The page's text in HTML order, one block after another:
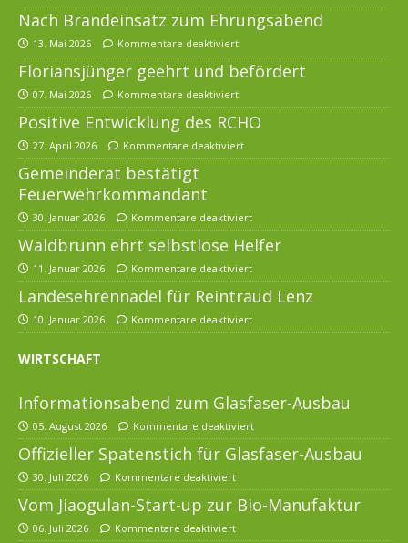
Nach Brandeinsatz zum Ehrungsabend
13. Mai 2026 Kommentare deaktiviert
Floriansjünger geehrt und befördert
07. Mai 2026 Kommentare deaktiviert
Positive Entwicklung des RCHO
27. April 2026 Kommentare deaktiviert
Gemeinderat bestätigt
Feuerwehrkommandant
30. Januar 2026 Kommentare deaktiviert
Waldbrunn ehrt selbstlose Helfer
11. Januar 2026 Kommentare deaktiviert
Landesehrennadel für Reintraud Lenz
10. Januar 2026 Kommentare deaktiviert
WIRTSCHAFT
Informationsabend zum Glasfaser-Ausbau
05. August 2026 Kommentare deaktiviert
Offizieller Spatenstich für Glasfaser-Ausbau
30. Juli 2026 Kommentare deaktiviert
Vom Jiaogulan-Start-up zur Bio-Manufaktur
06. Juli 2026 Kommentare deaktiviert